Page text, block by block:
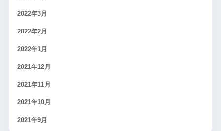
2022年3月
2022年2月
2022年1月
2021年12月
2021年11月
2021年10月
2021年9月